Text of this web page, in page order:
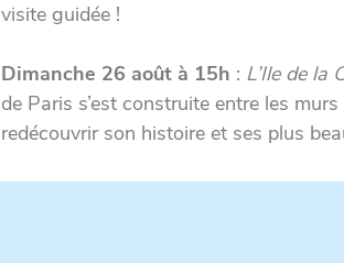
visite guidée !
Dimanche 26 août à 15h : L’Ile de la
de Paris s’est construite entre les
redécouvrir son histoire et ses plus